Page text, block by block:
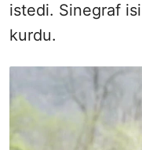
istedi. Sinegraf
kurdu.